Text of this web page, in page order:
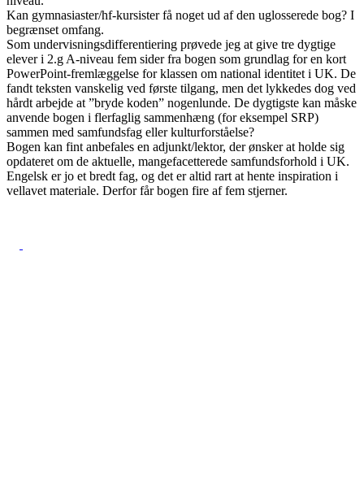
Kan gymnasiaster/hf-kursister få noget ud af den uglosserede bog? I
begrænset omfang.
Som undervisningsdifferentiering prøvede jeg at give tre dygtige
elever i 2.g A-niveau fem sider fra bogen som grundlag for en kort
PowerPoint-fremlæggelse for klassen om national identitet i UK. De
fandt teksten vanskelig ved første tilgang, men det lykkedes dog ved
hårdt arbejde at ”bryde koden” nogenlunde. De dygtigste kan måske
anvende bogen i flerfaglig sammenhæng (for eksempel SRP)
sammen med samfundsfag eller kulturforståelse?
Bogen kan fint anbefales en adjunkt/lektor, der ønsker at holde sig
opdateret om de aktuelle, mangefacetterede samfundsforhold i UK.
Engelsk er jo et bredt fag, og det er altid rart at hente inspiration i
vellavet materiale. Derfor får bogen fire af fem stjerner.